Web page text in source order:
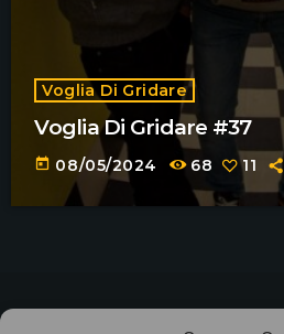
Voglia Di Gridare
Voglia Di Gridare #37
today 08/05/2024 68 11
Associazione Bandito